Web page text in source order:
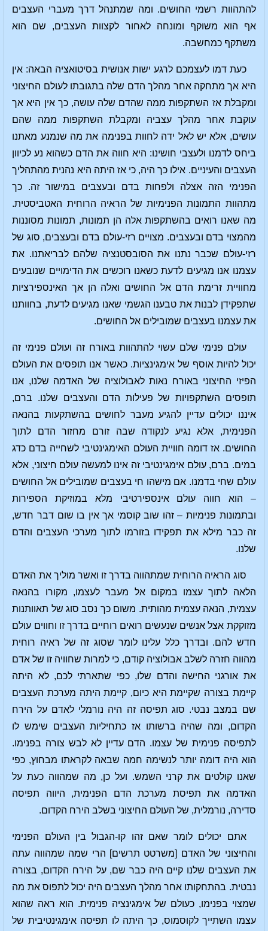
להתהוות רשמי החושים. ומה שמתנהל דרך מעברי העצבים
אף הוא משוקף ומונחה לאחור לקצוות העצבים, שם הוא
משתקף כמחשבה.
כעת דמו לעצמכם לרגע ישות אנושית בסיטואציה הבאה: אין
היא אך מתחקה אחר מהלך הדם שלה בתגובתו לעולם החיצוני
ומקבלת אז השתקפות ממה שהדם שלה עושה, כך אין היא אך
עוקבת אחר מהלך עצביה ומקבלת השתקפות ממה שהם
עושים, אלא יש לאל ידה לחוות בפנימה את מה שנמנע מאתנו
ביחס לדמנו ולעצבי חושינו: היא חווה את הדם כשהוא נע לכיוון
העצבים והעיניים. אילו כך היה, כי אז היתה היא נהנית מהתהליך
הפנימי הזה אצלה ולפחות בדם ובעצבים במישור זה. כך
מתהוות התמונות הפנימיות של הראיה הרוחית האטביסטית.
מה שאנו רואים בהשתקפות אלה הן תמונות, תמונות מסוננות
מהמצוי בדם ובעצבים. מצויים רזי-עולם בדם ובעצבים, סוג של
רזי-עולם שכבר נתנו את הסובסטנציה שלהם לבריאתנו. את
עצמנו אנו מגיעים לדעת כשאנו רוכשים את הדימויים שנובעים
מחוויית זרימת הדם אל החושים ואלה הן אך האינספירציות
שתפקידן לבנות את טבענו הגשמי שאנו מגיעים לדעת, בחוותנו
את עצמנו בעצבים שמובילים אל החושים.
עולם פנימי שלם עשוי להתהוות באורח זה ועולם פנימי זה
יכול להיות אוסף של אימגינציות. כאשר אנו תופסים את העולם
הפיזי החיצוני באורח נאות לאבולוציה של האדמה שלנו, אנו
תופסים השתקפויות של פעילות הדם והעצבים שלנו. ברם,
איננו יכולים עדיין להגיע מעבר לחושים בהשתקעות בהנאה
הפנימית, אלא נגיע לנקודה שבה זורם מחזור הדם לתוך
החושים. אז דומה חוויית העולם האימגינטיבי לשחייה בדם כדג
במים. ברם, עולם אימגינטיבי זה אינו למעשה עולם חיצוני, אלא
עולם שחי בדמנו. אם מישהו חי בעצבים שמובילים אל החושים
– הוא חווה עולם אינספירטיבי מלא במוזיקת הספירות
ובתמונות פנימיות – זהו שוב קוסמי אך אין בו שום דבר חדש,
זה כבר מילא את תפקידו בזורמו לתוך מערכי העצבים והדם
שלנו.
סוג הראיה הרוחית שמתהווה בדרך זו ואשר מוליך את האדם
הלאה לתוך עצמו במקום אל מעבר לעצמו, מקורו בהנאה
עצמית, הנאה עצמית מהותית. משום כך נסב סוג של תאוותנות
מזוקקת אצל אנשים שנעשים רואים רוחיים בדרך זו וחווים עולם
חדש להם. ובדרך כלל עלינו לומר שסוג זה של ראיה רוחית
מהווה חזרה לשלב אבולוציה קודם, כי למרות שחוויה זו של אדם
את אורגני החישה והדם שלו, כפי שתארתי לכם, לא היתה
קיימת בצורה שקיימת היא כיום, קיימת היתה מערכת העצבים
שם במצב נבטי. סוג תפיסה זה היה נורמלי לאדם על הירח
הקדום, ומה שהיה ברשותו אז כתחיליות העצבים שימש לו
לתפיסה פנימית של עצמו. הדם עדיין לא לבש צורה בפנימו.
הוא היה דומה יותר לנשימה חמה שבאה לקראתו מבחוץ, כפי
שאנו קולטים את קרני השמש. ועל כן, מה שמהווה כעת על
האדמה את תפיסת מערכת הדם הפנימית, היווה תפיסה
סדירה, נורמלית, של העולם החיצוני בשלב הירח הקדום.
אתם יכולים לומר שאם זהו קו-הגבול בין העולם הפנימי
והחיצוני של האדם [משרטט תרשים] הרי שמה שמהווה עתה
את העצבים שלנו קיים היה כבר שם, על הירח הקדום, בצורה
נבטית. בהתחקותו אחר מהלך העצבים היה יכול לתפוס את מה
שמצוי בפנימו, כעולם של אימגינציה פנימית. הוא ראה שהוא
עצמו השתייך לקוסמוס, כך היתה לו תפיסה אימגינטיבית של